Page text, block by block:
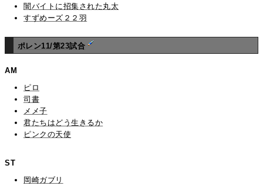
闇バイトに招集された丸太
すずめーズ２２羽
ポレン11/第23試合
AM
ピロ
司書
メメ子
君たちはどう生きるか
ピンクの天使
ST
岡崎ガブリ